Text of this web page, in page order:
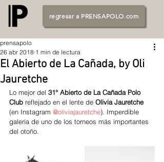
regresar a PRENSAPOLO.com
El Abierto de La Cañada, by Oli
Jauretche
prensapolo
26 abr 2018 1 min de lectura
Lo mejor del 31° Abierto de La Cañada Polo
Club reflejado en el lente de Olivia Jauretche
(en Instagram @oliviajauretche). Imperdible
galería de uno de los torneos más importantes
del otoño.